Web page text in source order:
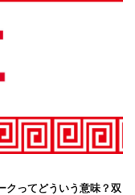
クってどういう意味？双